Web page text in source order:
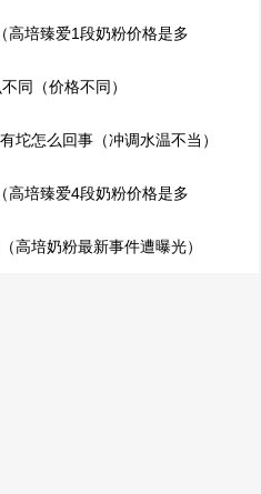
高培臻爱1段奶粉价格是多
同（价格不同）
坨怎么回事（冲调水温不当）
高培臻爱4段奶粉价格是多
高培奶粉最新事件遭曝光）